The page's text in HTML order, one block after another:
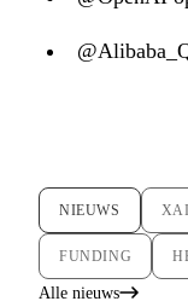
NIEUWS XAI
FUNDING
Alle nieuws